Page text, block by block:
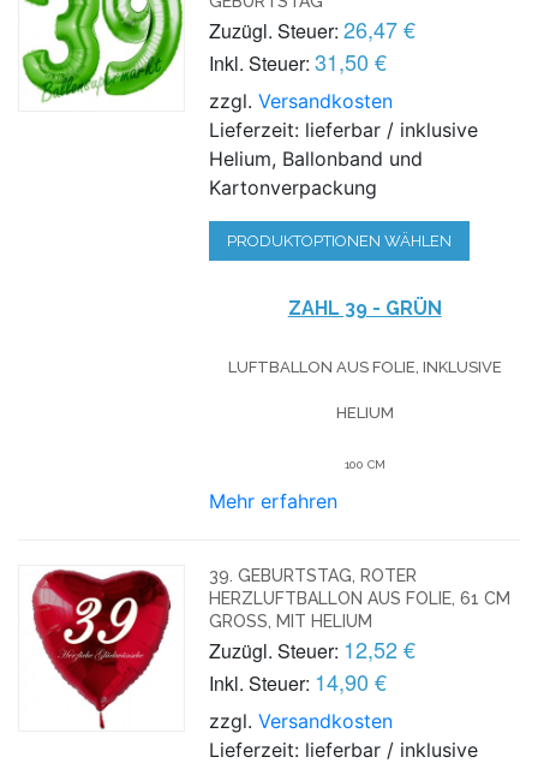
Zuzügl. Steuer: 26,47 €
Inkl. Steuer: 31,50 €
zzgl.Versandkosten
Lieferzeit: lieferbar / inklusive
Helium, Ballonband und
Kartonverpackung
PRODUKTOPTIONEN WÄHLEN
ZAHL 39 - GRÜN
LUFTBALLON AUS FOLIE, INKLUSIVE
HELIUM
100 CM
Mehr erfahren
39. GEBURTSTAG, ROTER
HERZLUFTBALLON AUS FOLIE, 61 CM
GROSS, MIT HELIUM
Zuzügl. Steuer: 12,52 €
Inkl. Steuer: 14,90 €
zzgl.Versandkosten
Lieferzeit: lieferbar / inklusive